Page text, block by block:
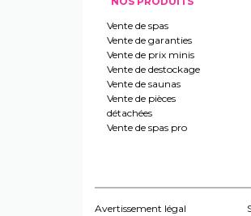
Vente de spas
Vente de garanties
Vente de prix minis
Vente de destockage
Vente de saunas
Vente de pièces
détachées
Vente de spas pro
Avertissement légal